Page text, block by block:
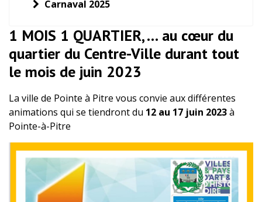
Carnaval 2025
1 MOIS 1 QUARTIER, … au cœur du
quartier du Centre-Ville durant tout
le mois de juin 2023
La ville de Pointe à Pitre vous convie aux différentes
animations qui se tiendront du 12 au 17 juin 2023à
Pointe-à-Pitre